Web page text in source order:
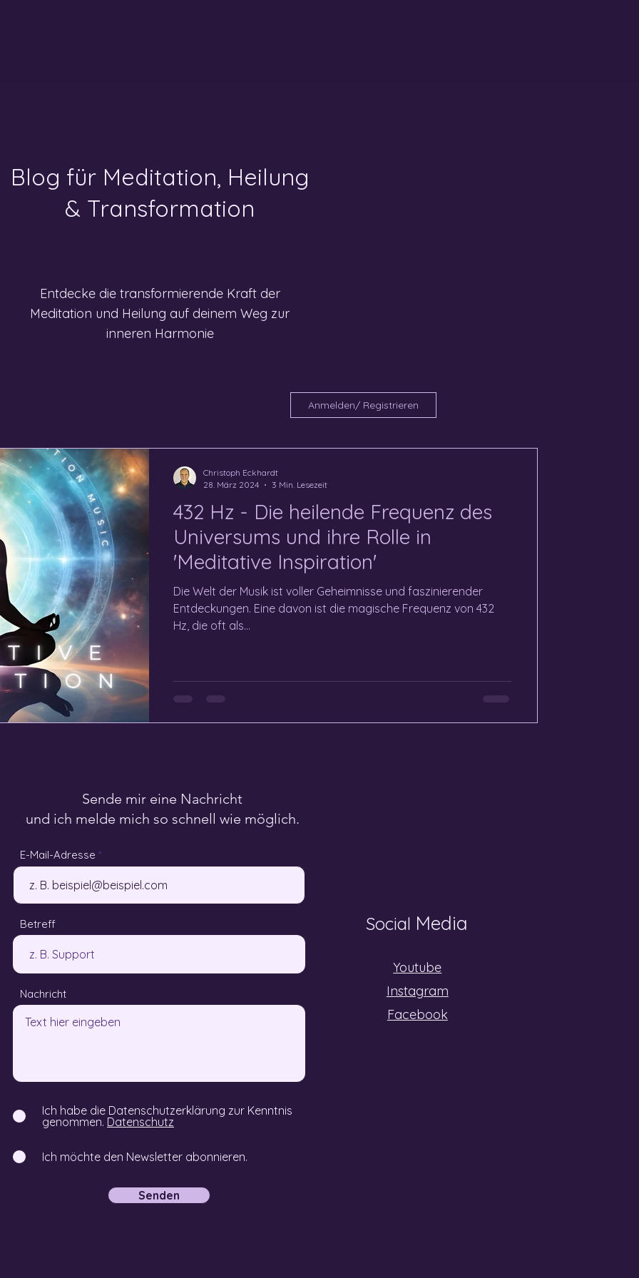
Blog für Meditation, Heilung
& Transformation
Entdecke die transformierende Kraft der
Meditation und Heilung auf deinem Weg zur
inneren Harmonie
Anmelden/ Registrieren
432 Hz - Die heilende Frequenz des
Universums und ihre Rolle in
'Meditative Inspiration'
Die Welt der Musik ist voller Geheimnisse und faszinierender
Entdeckungen. Eine davon ist die magische Frequenz von 432
Hz, die oft als...
Christoph Eckhardt
28. März 2024
3 Min. Lesezeit
Social Media
Youtube
Instagram
Facebook
Sende mir eine Nachricht
und ich melde mich so schnell wie möglich.
E-Mail-Adresse
Betreff
Nachricht
Ich habe die Datenschutzerklärung zur Kenntnis
genommen. Datenschutz
Ich möchte den Newsletter abonnieren.
Senden